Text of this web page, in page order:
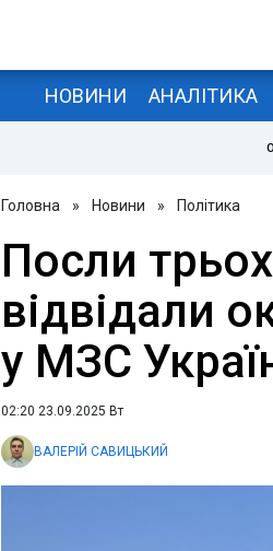
НОВИНИ АНАЛІТИКА
Головна » Новини » Політика
Посли
відвідали
у МЗС
02:20 23.09.2025 Вт
ВАЛЕРІЙ САВИЦЬКИЙ